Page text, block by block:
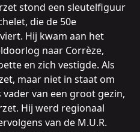
stond een sleutelfiguur
die de 50e
Hij kwam aan het
naar Corrèze,
en zich vestigde. Als
maar niet in staat om
van een groot gezin,
Hij werd regionaal
van de M.U.R.